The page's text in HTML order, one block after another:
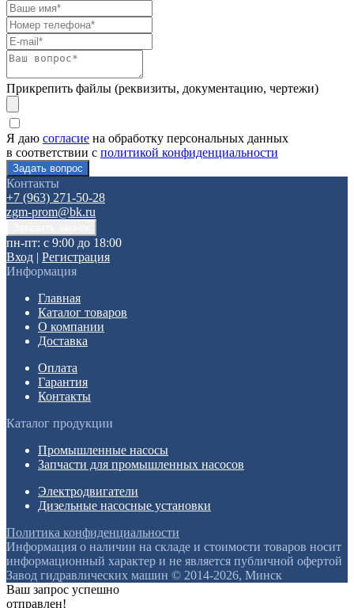
Прикрепить файлы (реквизиты, документацию, чертежи)
Я даю согласие на обработку персональных данных
в соответствии с политикой конфиденциальности
Контакты
+7 (963) 271-50-28
zgm-prom@bk.ru
пн-пт: с 9:00 до 18:00
Вход | Регистрация
Информация
Главная
Каталог товаров
О компании
Доставка
Оплата
Гарантия
Контакты
Каталог продукции
Промышленные насосы
Запчасти для промышленных насосов
Электродвигатели
Дизельные насосные установки
Политика конфиденциальности
Информация о наличии на складе и стоимости товаров носит
информационный характер и не является публичной офертой
Завод гидравлических машин © 2014-2026, Минск
Ваш запрос успешно
отправлен!